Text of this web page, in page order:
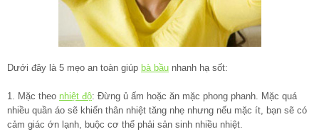
Dưới đây là 5 mẹo an toàn giúp bà bầu nhanh hạ sốt:
1. Mặc theo nhiệt độ: Đừng ủ ấm hoặc ăn mặc phong phanh. Mặc quá
nhiều quần áo sẽ khiến thân nhiệt tăng nhẹ nhưng nếu mặc ít, bạn sẽ có
cảm giác ớn lạnh, buộc cơ thể phải sản sinh nhiều nhiệt.